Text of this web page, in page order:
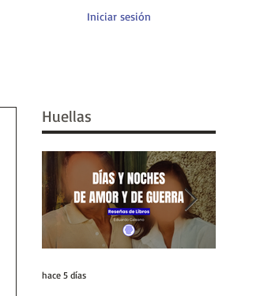
Iniciar sesión
Huellas
hace 5 días